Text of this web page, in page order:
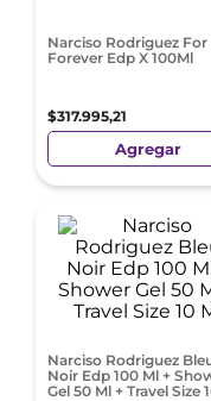
Narciso Rodriguez For
Forever Edp X 100Ml
$317.995,21
Agregar
Narciso Rodriguez
Noir Edp 100 Ml +
Gel 50 Ml + Travel Size